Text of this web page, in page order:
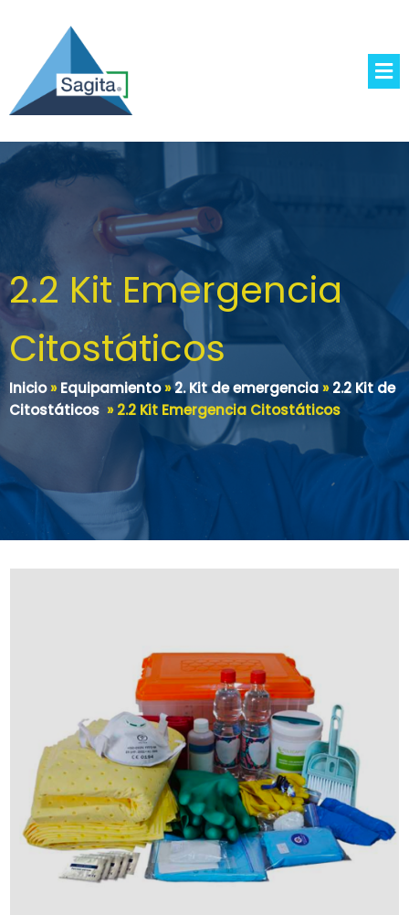
2.2 Kit Emergencia
Citostáticos
Inicio»Equipamiento»2. Kit de emergencia»2.2 Kit de
Citostáticos »2.2 Kit Emergencia Citostáticos